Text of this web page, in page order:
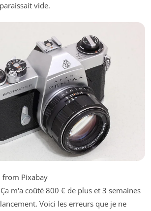
vide.
from Pixabay
m'a coûté 800 € de plus et 3 semaines
Voici les erreurs que je ne